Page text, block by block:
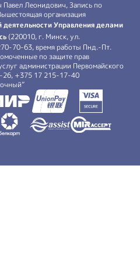
Леонидович, Запись по
организация
Управления делами
(220010, г. Минск, ул.
70-63, время работы Пнд.-Пт.
по защите прав
администрации Первомайского
26, +375 17 215-17-40